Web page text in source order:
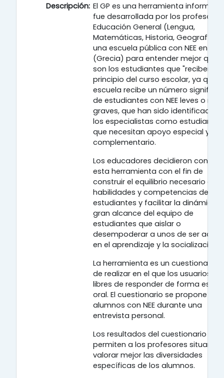
Descripción: El GP es una herramienta informal
fue desarrollada por los
Educación General (Lengua,
Matemáticas, Historia, Geografía)
una escuela pública con NEE en
(Grecia) para entender mejor
son los estudiantes que "reciben" al
principio del curso escolar, ya que
escuela recibe un número
de estudiantes con NEE leves o más
graves, que han sido identificados
los especialistas como estudiantes
que necesitan apoyo especial y
complementario.
Los educadores decidieron
esta herramienta con el fin de
construir el equilibrio necesario de
habilidades y competencias de los
estudiantes y facilitar la dinámica
gran alcance del equipo de
estudiantes que aislar o
desempoderar a unos de ser activo
en el aprendizaje y la socialización.
La herramienta es un cuestionario
de realizar en el que los usuarios
libres de responder de forma
oral. El cuestionario se propone a
alumnos con NEE durante una
entrevista personal.
Los resultados del cuestionario
permiten a los profesores situar y
valorar mejor las diversidades
específicas de los alumnos.